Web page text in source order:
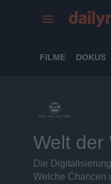
FILME DOKUS
Welt der
Die
Welche Chancen